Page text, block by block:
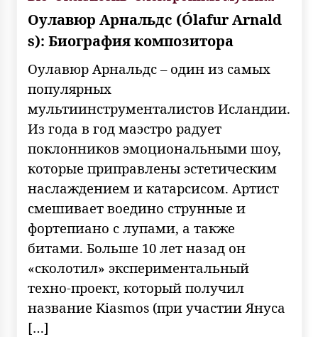
Оулавюр Арнальдс (Ólafur Arnald
s): Биография композитора
Оулавюр Арнальдс – один из самых
популярных
мультиинструменталистов Исландии.
Из года в год маэстро радует
поклонников эмоциональными шоу,
которые приправлены эстетическим
наслаждением и катарсисом. Артист
смешивает воедино струнные и
фортепиано с лупами, а также
битами. Больше 10 лет назад он
«сколотил» экспериментальный
техно-проект, который получил
название Kiasmos (при участии Януса
[…]